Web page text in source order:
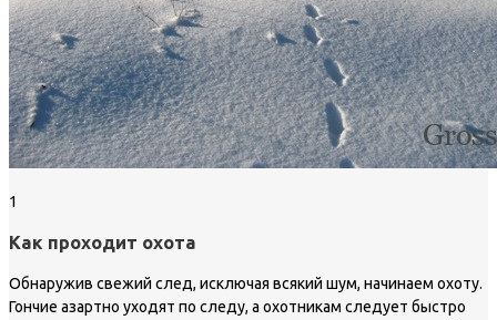
1
Как проходит охота
Обнаружив свежий след, исключая всякий шум, начинаем охоту.
Гончие азартно уходят по следу, а охотникам следует быстро